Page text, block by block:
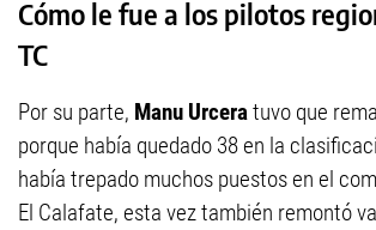
Cómo le fue a los pilotos
TC
Por su parte, Manu Urcera tuvo que
porque había quedado 38 en la
había trepado muchos puestos en el
El Calafate, esta vez también remontó